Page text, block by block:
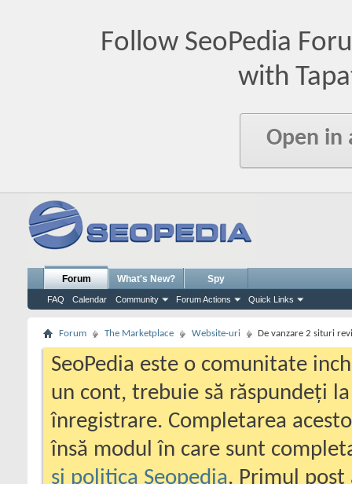
Follow SeoPedia
with
Open in
Forum
FAQ Calendar Community Forum Actions Quick Links
What's New? Spy
Forum The Marketplace Website-uri De vanzare 2 situri
SeoPedia este o comunitate
un cont, trebuie să răspundeți
înregistrare. Completarea
însă modul în care sunt
si politica Seopedia. Primul